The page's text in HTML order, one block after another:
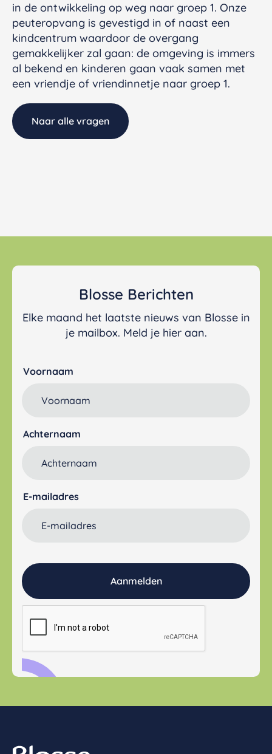
in de ontwikkeling op weg naar groep 1. Onze
peuteropvang is gevestigd in of naast een
kindcentrum waardoor de overgang
gemakkelijker zal gaan: de omgeving is immers
al bekend en kinderen gaan vaak samen met
een vriendje of vriendinnetje naar groep 1.
Naar alle vragen
Blosse Berichten
Elke maand het laatste nieuws van Blosse in
je mailbox. Meld je hier aan.
Voornaam
Achternaam
E-mailadres